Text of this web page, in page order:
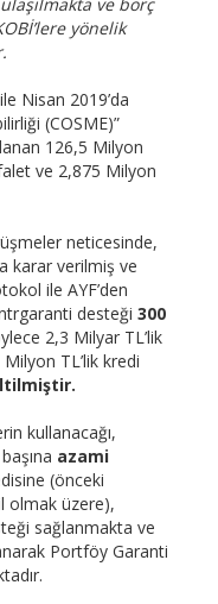
yönelik
Nisan 2019’da
(COSME)”
126,5 Milyon
ve 2,875 Milyon
neticesinde,
karar verilmiş ve
ile AYF’den
desteği 300
2,3 Milyar TL’lik
TL’lik kredi
kullanacağı,
azami
(önceki
olmak üzere),
sağlanmakta ve
Portföy Garanti